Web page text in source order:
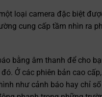
loại camera đặc biệt
cung cấp tầm nhìn ra
bằng âm thanh để cho
Ở các phiên bản cao
như cảnh báo hay chỉ